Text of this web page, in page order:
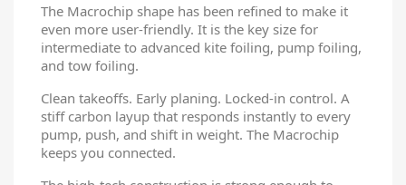
The Macrochip shape has been refined to make it
even more user-friendly. It is the key size for
intermediate to advanced kite foiling, pump foiling,
and tow foiling.
Clean takeoffs. Early planing. Locked-in control. A
stiff carbon layup that responds instantly to every
pump, push, and shift in weight. The Macrochip
keeps you connected.